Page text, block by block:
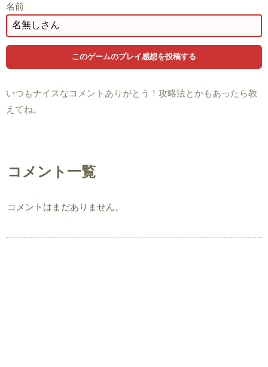
名前
いつもナイスなコメントありがとう！攻略法とかもあったら教
えてね。
コメント一覧
コメントはまだありません。